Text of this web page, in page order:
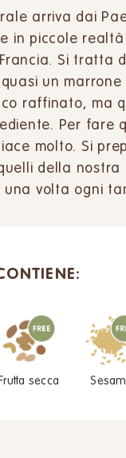
arriva dai
in piccole
Si tratta
un
raffinato, ma
Per
molto. Si
della
una volta ogni
Frutta secca